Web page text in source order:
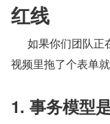
红线
视频里拖了个表单
1. 事务模型